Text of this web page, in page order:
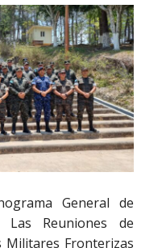
General de
Las Reuniones de
Militares Fronterizas